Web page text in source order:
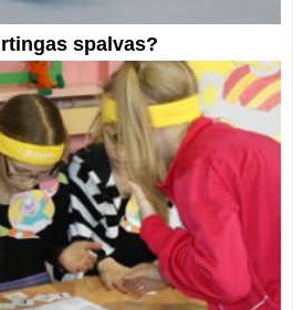
spalvas?